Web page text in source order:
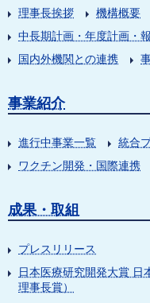
理事長挨拶 機構概要
中長期計画・年度計画・
国内外機関との連携
事業紹介
進行中事業一覧
統合
ワクチン開発・国際連携
成果・取組
プレスリリース
日本医療研究開発大賞 日
理事長賞）